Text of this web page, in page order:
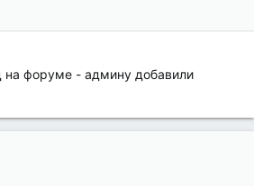
на форуме - админу добавили